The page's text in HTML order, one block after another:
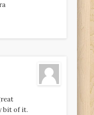
bit of it.